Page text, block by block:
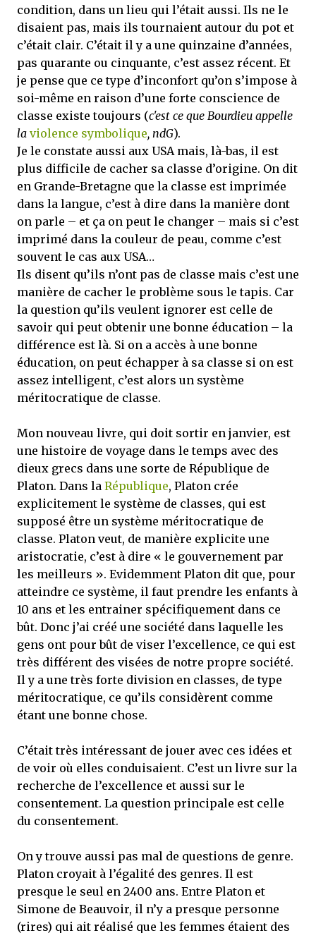
condition, dans un lieu qui l’était aussi. Ils ne le
disaient pas, mais ils tournaient autour du pot et
c’était clair. C’était il y a une quinzaine d’années,
pas quarante ou cinquante, c’est assez récent. Et
je pense que ce type d’inconfort qu’on s’impose à
soi-même en raison d’une forte conscience de
classe existe toujours (c'est ce que Bourdieu appelle
la violence symbolique, ndG).
Je le constate aussi aux USA mais, là-bas, il est
plus difficile de cacher sa classe d’origine. On dit
en Grande-Bretagne que la classe est imprimée
dans la langue, c’est à dire dans la manière dont
on parle – et ça on peut le changer – mais si c’est
imprimé dans la couleur de peau, comme c’est
souvent le cas aux USA…
Ils disent qu’ils n’ont pas de classe mais c’est une
manière de cacher le problème sous le tapis. Car
la question qu’ils veulent ignorer est celle de
savoir qui peut obtenir une bonne éducation – la
différence est là. Si on a accès à une bonne
éducation, on peut échapper à sa classe si on est
assez intelligent, c’est alors un système
méritocratique de classe.
Mon nouveau livre, qui doit sortir en janvier, est
une histoire de voyage dans le temps avec des
dieux grecs dans une sorte de République de
Platon. Dans la République, Platon crée
explicitement le système de classes, qui est
supposé être un système méritocratique de
classe. Platon veut, de manière explicite une
aristocratie, c’est à dire « le gouvernement par
les meilleurs ». Evidemment Platon dit que, pour
atteindre ce système, il faut prendre les enfants à
10 ans et les entrainer spécifiquement dans ce
bût. Donc j’ai créé une société dans laquelle les
gens ont pour bût de viser l’excellence, ce qui est
très différent des visées de notre propre société.
Il y a une très forte division en classes, de type
méritocratique, ce qu’ils considèrent comme
étant une bonne chose.
C’était très intéressant de jouer avec ces idées et
de voir où elles conduisaient. C’est un livre sur la
recherche de l’excellence et aussi sur le
consentement. La question principale est celle
du consentement.
On y trouve aussi pas mal de questions de genre.
Platon croyait à l’égalité des genres. Il est
presque le seul en 2400 ans. Entre Platon et
Simone de Beauvoir, il n’y a presque personne
(rires) qui ait réalisé que les femmes étaient des